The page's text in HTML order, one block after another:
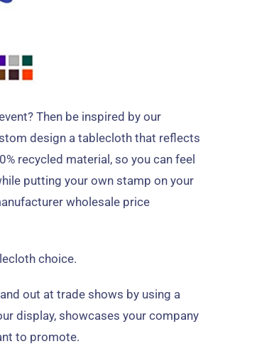
? Then be inspired by our
design a tablecloth that reflects
recycled material , so you can feel
putting your own stamp on your
wholesale price
choice.
out at trade shows by using a
display, showcases your company
to promote.